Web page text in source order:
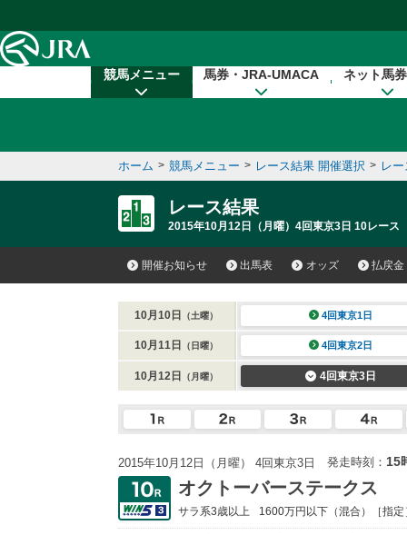
競馬メニュー 馬券・JRA-UMACA ネット馬
ホーム > 競馬メニュー > レース結果 開催選択 > レ
レース結果
2015年10月12日（月曜）4回東京3日 10レース
開催お知らせ 出馬表 オッズ 払戻金
10月10日 （土曜） 4回東京1日
10月11日 （日曜） 4回東京2日
10月12日 （月曜） 4回東京3日
2015年10月12日（月曜） 4回東京3日 発走時刻： 15
オクトーバーステークス
サラ系3歳以上 1600万円以下 （混合）［指定